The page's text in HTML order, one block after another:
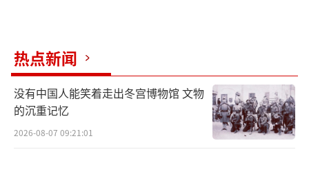
热点新闻
没有中国人能笑着走出冬宫博物馆 文物
的沉重记忆
2026-08-07 09:21:01